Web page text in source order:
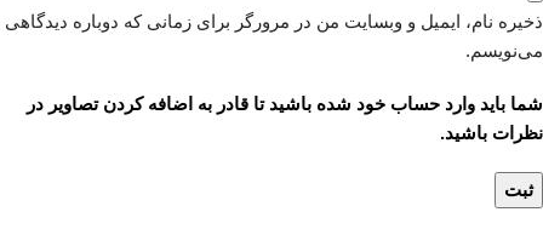
ذخیره نام، ایمیل و وبسایت من در مرورگر برای زمانی که دوباره دیدگاهی
می‌نویسم.
شما باید وارد حساب خود شده باشید تا قادر به اضافه کردن تصاویر در
نظرات باشید.